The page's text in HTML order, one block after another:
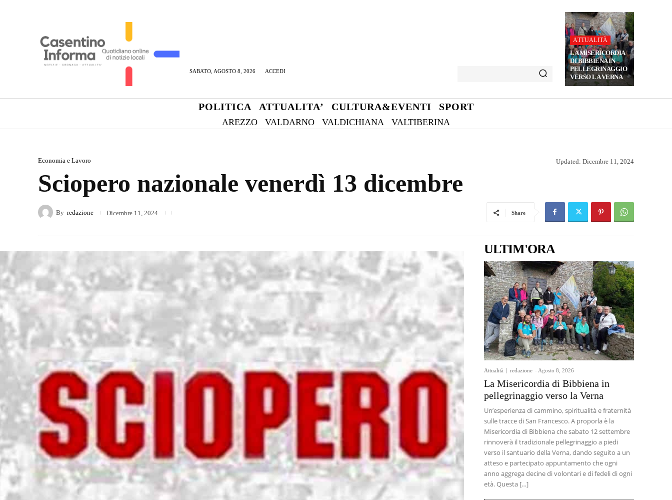
SABATO, AGOSTO 8, 2026 ACCEDI
ATTUALITÀ
LA MISERICORDIA
DI BIBBIENA IN
PELLEGRINAGGIO
VERSO LA VERNA
POLITICA ATTUALITA’ CULTURA&EVENTI SPORT
AREZZO VALDARNO VALDICHIANA VALTIBERINA
Economia e Lavoro Updated: Dicembre 11, 2024
Sciopero nazionale venerdì 13 dicembre
By redazione Dicembre 11, 2024 Share
ULTIM'ORA
Attualità redazione - Agosto 8, 2026
La Misericordia di Bibbiena in
pellegrinaggio verso la Verna
Un’esperienza di cammino, spiritualità e fraternità
sulle tracce di San Francesco. A proporla è la
Misericordia di Bibbiena che sabato 12 settembre
rinnoverà il tradizionale pellegrinaggio a piedi
verso il santuario della Verna, dando seguito a un
atteso e partecipato appuntamento che ogni
anno aggrega decine di volontari e di fedeli di ogni
età. Questa […]